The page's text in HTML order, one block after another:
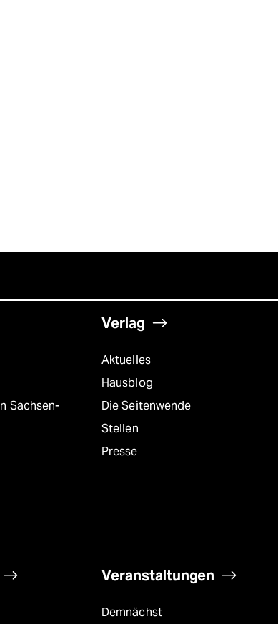
Sachsen-
Verlag
Aktuelles
Hausblog
Die Seitenwende
Stellen
Presse
Veranstaltungen
Demnächst